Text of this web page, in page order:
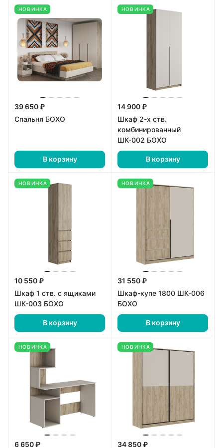
НОВИНКА
39 650 ₽
Спальня БОХО
В корзину
НОВИНКА
14 900 ₽
Шкаф 2-х ств.
комбинированный
ШК-002 БОХО
В корзину
НОВИНКА
10 550 ₽
Шкаф 1 ств. с ящиками
ШК-003 БОХО
В корзину
НОВИНКА
31 550 ₽
Шкаф-купе 1800 ШК-006
БОХО
В корзину
НОВИНКА
6 650 ₽
НОВИНКА
34 850 ₽